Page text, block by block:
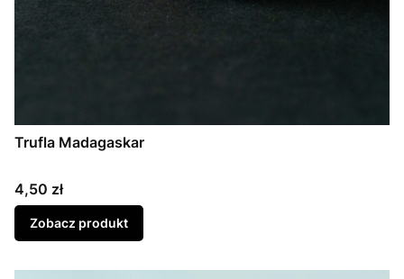
Trufla Madagaskar
Cena
4,50 zł
Zobacz produkt